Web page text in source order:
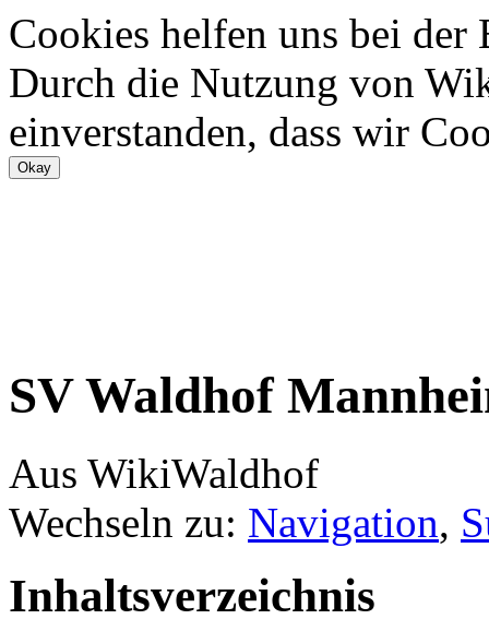
Cookies helfen uns bei
Durch die Nutzung von
einverstanden, dass wir
SV Waldhof
Aus WikiWaldhof
Wechseln zu: Navigation,
Inhaltsverzeichnis